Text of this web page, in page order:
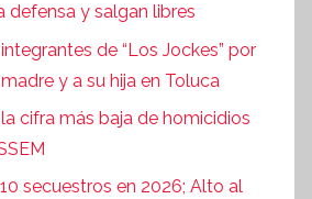
defensa y salgan libres
de “Los Jockes” por
y a su hija en Toluca
cifra más baja de homicidios
secuestros en 2026; Alto al